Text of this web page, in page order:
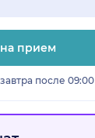
на прием
после 09:00